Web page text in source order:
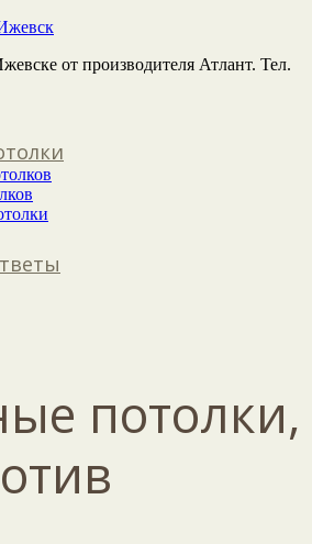
от производителя Атлант. Тел.
потолки,